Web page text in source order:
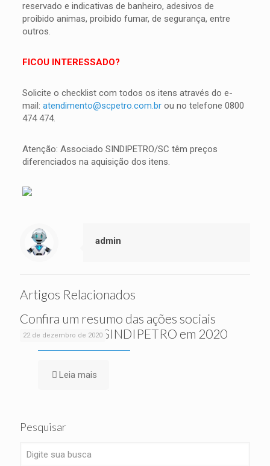
reservado e indicativas de banheiro, adesivos de
proibido animas, proibido fumar, de segurança, entre
outros.
FICOU INTERESSADO?
Solicite o checklist com todos os itens através do e-
mail: atendimento@scpetro.com.brou no telefone 0800
474 474.
Atenção: Associado SINDIPETRO/SC têm preços
diferenciados na aquisição dos itens.
admin
Artigos Relacionados
22 de dezembro de 2020
Confira um resumo das ações sociais
realizadas pelo SINDIPETRO em 2020
Leia mais
Pesquisar